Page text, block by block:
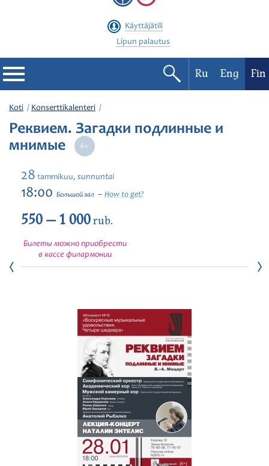
Käyttäjätili
Lipun palautus
Filharmonia
Konserttikalenteri
Festivaalit
Ru Eng Fin
Koti Konserttikalenteri
Реквием. Загадки подлинные и
мнимые
28 tammikuu, sunnuntai
18:00 Большой зал How to get?
550 — 1 000rub.
Билеты можно приобрести
в кассе филармонии